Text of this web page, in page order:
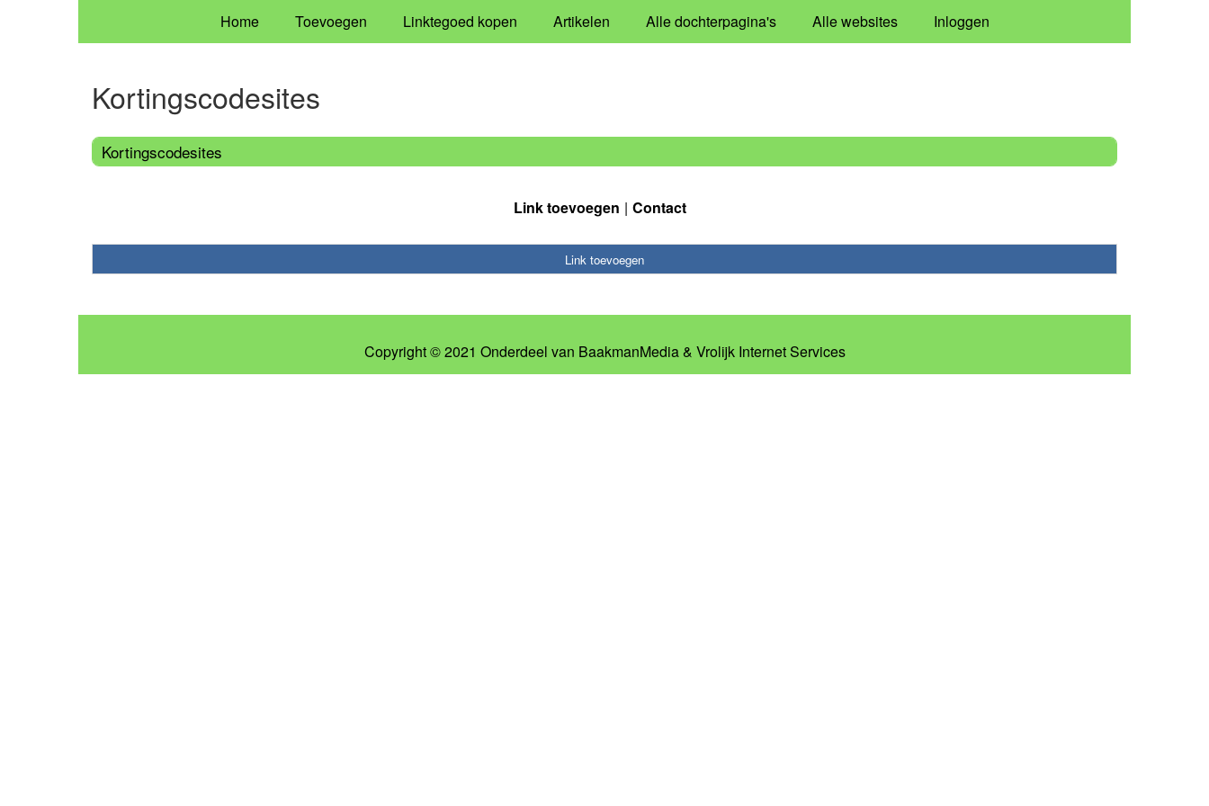
Home Toevoegen Linktegoed kopen Artikelen Alle dochterpagina's Alle websites Inloggen
Kortingscodesites
Kortingscodesites
Link toevoegen Contact
Link toevoegen
Copyright © 2021 Onderdeel van BaakmanMedia& Vrolijk Internet Services